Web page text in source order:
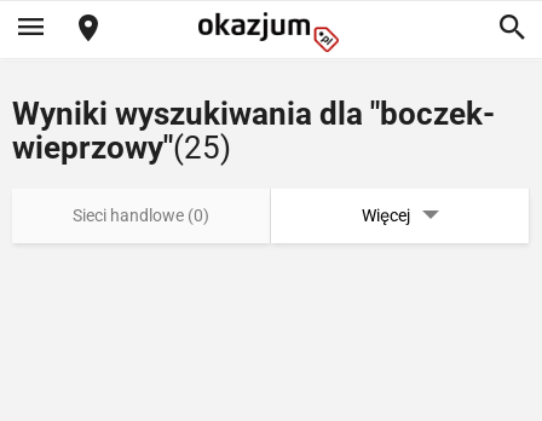
Wyniki wyszukiwania dla "boczek-
wieprzowy"(25)
Sieci handlowe (0) Więcej